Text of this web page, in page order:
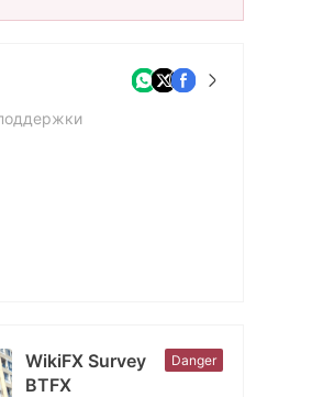
WikiFX Survey
BTFX
Danger